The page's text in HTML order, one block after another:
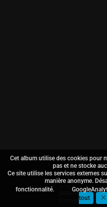
jAlbum logiciel
d'images·Lucid
Cet album utilise des cookies pour
pas et ne stocke
Ce site utilise les services externes
manière anonyme.
fonctionnalité.
tout